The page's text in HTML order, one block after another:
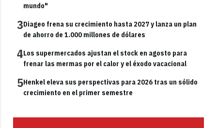
mundo"
3Diageo frena su crecimiento hasta 2027 y lanza un plan
de ahorro de 1.000 millones de dólares
4Los supermercados ajustan el stock en agosto para
frenar las mermas por el calor y el éxodo vacacional
5Henkel eleva sus perspectivas para 2026 tras un sólido
crecimiento en el primer semestre